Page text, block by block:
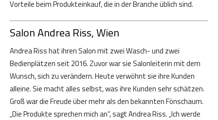
Vorteile beim Produkteinkauf, die in der Branche üblich sind.
Salon Andrea Riss, Wien
Andrea Riss hat ihren Salon mit zwei Wasch- und zwei
Bedienplätzen seit 2016. Zuvor war sie Salonleiterin mit dem
Wunsch, sich zu verändern. Heute verwöhnt sie ihre Kunden
alleine. Sie macht alles selbst, was ihre Kunden sehr schätzen.
Groß war die Freude über mehr als den bekannten Fönschaum.
„Die Produkte sprechen mich an“, sagt Andrea Riss. „Ich werde